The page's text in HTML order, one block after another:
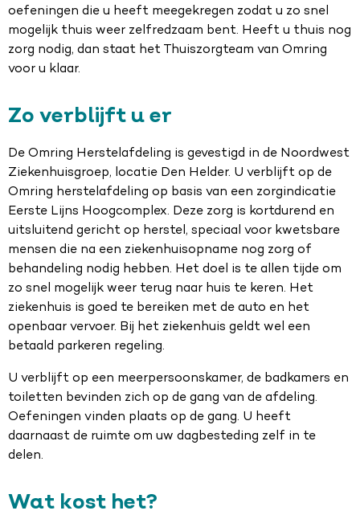
oefeningen die u heeft meegekregen zodat u zo snel
mogelijk thuis weer zelfredzaam bent. Heeft u thuis nog
zorg nodig, dan staat het Thuiszorgteam van Omring
voor u klaar.
Zo verblijft u er
De Omring Herstelafdeling is gevestigd in de Noordwest
Ziekenhuisgroep, locatie Den Helder. U verblijft op de
Omring herstelafdeling op basis van een zorgindicatie
Eerste Lijns Hoogcomplex. Deze zorg is kortdurend en
uitsluitend gericht op herstel, speciaal voor kwetsbare
mensen die na een ziekenhuisopname nog zorg of
behandeling nodig hebben. Het doel is te allen tijde om
zo snel mogelijk weer terug naar huis te keren. Het
ziekenhuis is goed te bereiken met de auto en het
openbaar vervoer. Bij het ziekenhuis geldt wel een
betaald parkeren regeling.
U verblijft op een meerpersoonskamer, de badkamers en
toiletten bevinden zich op de gang van de afdeling.
Oefeningen vinden plaats op de gang. U heeft
daarnaast de ruimte om uw dagbesteding zelf in te
delen.
Wat kost het?